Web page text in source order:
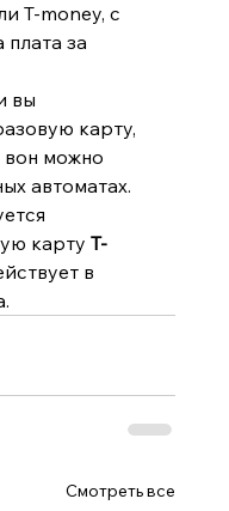
T-money, с
плата за
вы
карту,
вон можно
автоматах.
карту T-
в
Смотреть все